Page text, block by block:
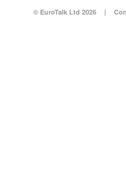
© EuroTalk Ltd 2026 |